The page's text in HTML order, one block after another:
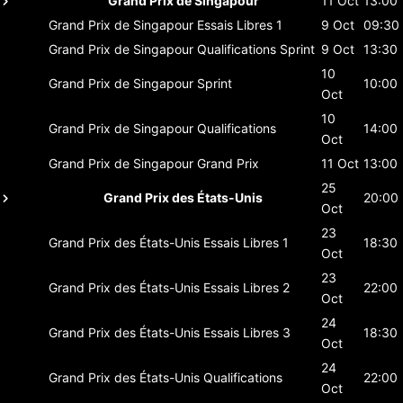
Grand Prix de Singapour Essais Libres 1 9 Oct 09:30
Grand Prix de Singapour Qualifications Sprint 9 Oct 13:30
Grand Prix de Singapour Sprint
10
Oct
10:00
Grand Prix de Singapour Qualifications
10
Oct
14:00
Grand Prix de Singapour Grand Prix 11 Oct 13:00
Grand Prix des États-Unis
25
Oct
20:00
Grand Prix des États-Unis Essais Libres 1
23
Oct
18:30
Grand Prix des États-Unis Essais Libres 2
23
Oct
22:00
Grand Prix des États-Unis Essais Libres 3
24
Oct
18:30
Grand Prix des États-Unis Qualifications
24
Oct
22:00